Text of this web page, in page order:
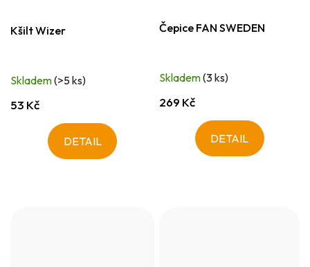
Kšilt Wizer
Skladem(>5 ks)
53 Kč
DETAIL
Čepice FAN SWEDEN
Skladem(3 ks)
269 Kč
DETAIL